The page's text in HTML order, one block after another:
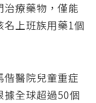
治療藥物，僅能
上班族用藥1個
偕醫院兒童重症
據全球超過50個